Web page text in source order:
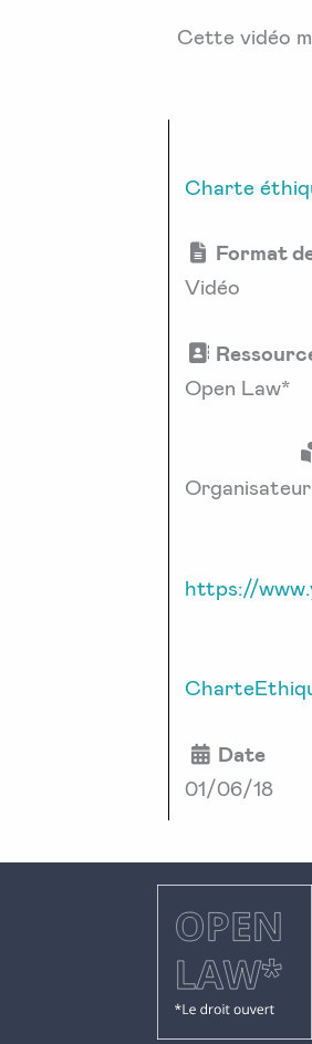
Cette vidéo
Charte
Format
Vidéo
Open Law*
https://
Date
01/06/18